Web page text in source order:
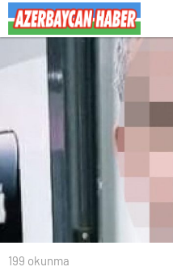
199 okunma